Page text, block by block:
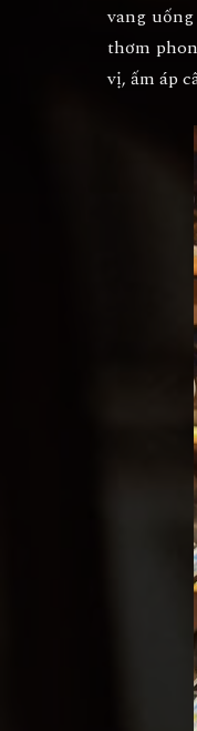
vang
thơm
vị, ấm áp